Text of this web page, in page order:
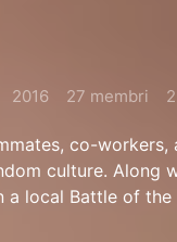
2016 27 membri
co-
culture. Along
a local Battle of